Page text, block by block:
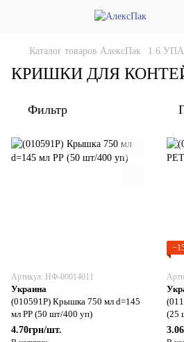
Каталог товаров АлексПак
КРИШКИ ДЛЯ
Фильтр
Артикул: НФ-00014011
Украина
(010591Р) Крышка 750 мл d=145
мл РР (50 шт/400 уп)
4.70грн/шт.
(25